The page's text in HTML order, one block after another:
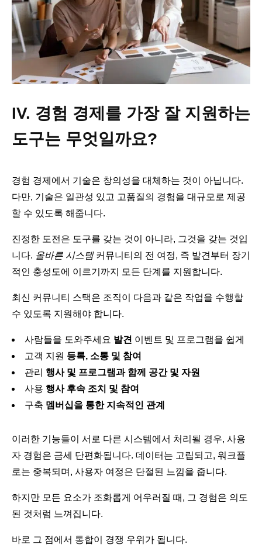
IV. 경험 경제를 가장 잘 지원하는
도구는 무엇일까요?
경험 경제에서 기술은 창의성을 대체하는 것이 아닙니다.
다만, 기술은 일관성 있고 고품질의 경험을 대규모로 제공
할 수 있도록 해줍니다.
진정한 도전은 도구를 갖는 것이 아니라, 그것을 갖는 것입
니다. 올바른 시스템커뮤니티의 전 여정, 즉 발견부터 장기
적인 충성도에 이르기까지 모든 단계를 지원합니다.
최신 커뮤니티 스택은 조직이 다음과 같은 작업을 수행할
수 있도록 지원해야 합니다.
사람들을 도와주세요 발견 이벤트 및 프로그램을 쉽게
고객 지원 등록, 소통 및 참여
관리 행사 및 프로그램과 함께 공간 및 자원
사용 행사 후속 조치 및 참여
구축 멤버십을 통한 지속적인 관계
이러한 기능들이 서로 다른 시스템에서 처리될 경우, 사용
자 경험은 금세 단편화됩니다. 데이터는 고립되고, 워크플
로는 중복되며, 사용자 여정은 단절된 느낌을 줍니다.
하지만 모든 요소가 조화롭게 어우러질 때, 그 경험은 의도
된 것처럼 느껴집니다.
바로 그 점에서 통합이 경쟁 우위가 됩니다.